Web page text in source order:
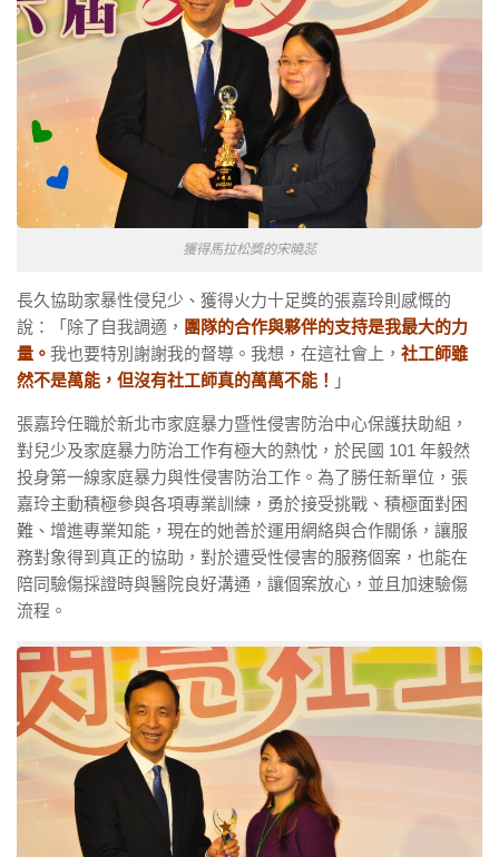
獲得馬拉松獎的宋曉蕊
長久協助家暴性侵兒少、獲得火力十足獎的張嘉玲則感慨的
說：「除了自我調適， 團隊的合作與夥伴的支持是我最大的力
量。 我也要特別謝謝我的督導。我想，在這社會上， 社工師雖
然不是萬能，但沒有社工師真的萬萬不能！ 」
張嘉玲任職於新北市家庭暴力暨性侵害防治中心保護扶助組，
對兒少及家庭暴力防治工作有極大的熱忱，於民國 101 年毅然
投身第一線家庭暴力與性侵害防治工作。為了勝任新單位，張
嘉玲主動積極參與各項專業訓練，勇於接受挑戰、積極面對困
難、增進專業知能，現在的她善於運用網絡與合作關係，讓服
務對象得到真正的協助，對於遭受性侵害的服務個案，也能在
陪同驗傷採證時與醫院良好溝通，讓個案放心，並且加速驗傷
流程。